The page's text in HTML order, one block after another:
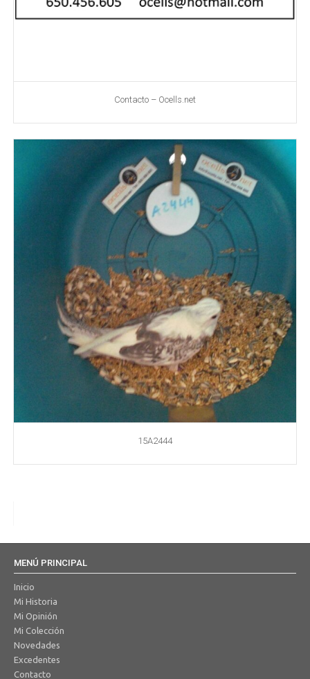
Contacto – Ocells.net
15A2444
MENÚ PRINCIPAL
Inicio
Mi Historia
Mi Opinión
Mi Colección
Novedades
Excedentes
Contacto